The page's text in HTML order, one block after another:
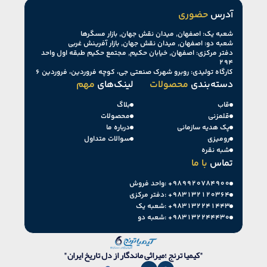
آدرس حضوری
شعبه یک: اصفهان, میدان نقش جهان, بازار مسگرها
شعبه دو: اصفهان, میدان نقش جهان, بازار آفرینش غربی
دفتر مرکزی: اصفهان, خیابان حکیم, مجتمع حکیم طبقه اول واحد
۲۹۴
کارگاه تولیدی: روبرو شهرک صنعتی جی، کوچه فروردین، فروردین ۶
لینک‌های مهم
بلاگ
محصولات
درباره ما
سوالات متداول
دسته‌بندی محصولات
قاب
قلمزنی
پک هدیه سازمانی
رومیزی
شبه نقره
تماس با ما
واحد فروش:+۹۸۹۹۲۰۷۸۴۹۰۰
دفتر مرکزی:+۹۸۳۱۳۲۱۲۰۳۶۴
شعبه یک:+۹۸۳۱۳۲۲۴۱۴۴۳
شعبه دو:+۹۸۳۱۳۲۲۴۴۴۳۰
"کیمیا ترنج ؛میراثی ماندگار از دل تاریخ ایران"